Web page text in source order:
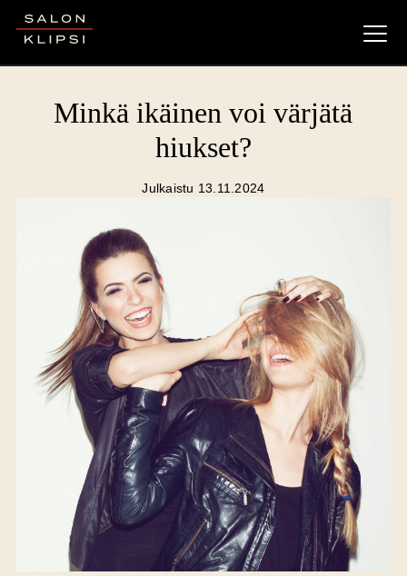
Salon Klipsi
Minkä ikäinen voi värjätä
hiukset?
Julkaistu 13.11.2024